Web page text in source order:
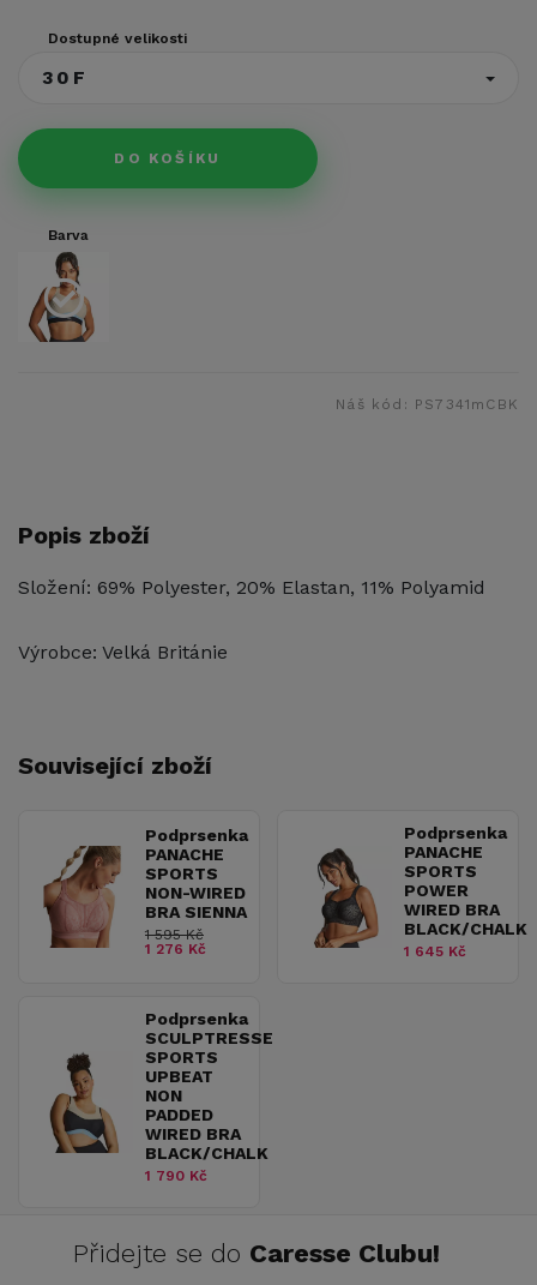
Dostupné velikosti
30F
DO KOŠÍKU
Barva
Náš kód: PS7341mCBK
Popis zboží
Složení: 69% Polyester, 20% Elastan, 11% Polyamid
Výrobce: Velká Británie
Související zboží
Podprsenka
PANACHE
SPORTS
NON-WIRED
BRA SIENNA
1 595 Kč
1 276 Kč
Podprsenka
PANACHE
SPORTS
POWER
WIRED BRA
BLACK/CHALK
1 645 Kč
Podprsenka
SCULPTRESSE
SPORTS
UPBEAT
NON
PADDED
WIRED BRA
BLACK/CHALK
1 790 Kč
Přidejte se do Caresse Clubu!